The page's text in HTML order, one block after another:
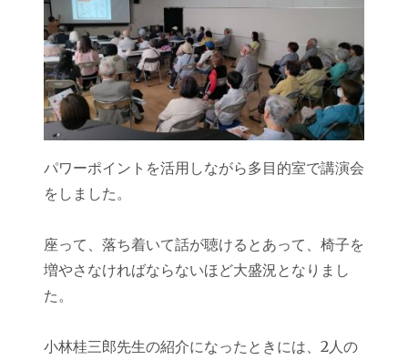
パワーポイントを活用しながら多目的室で講演会
をしました。
座って、落ち着いて話が聴けるとあって、椅子を
増やさなければならないほど大盛況となりまし
た。
小林桂三郎先生の紹介になったときには、2人の